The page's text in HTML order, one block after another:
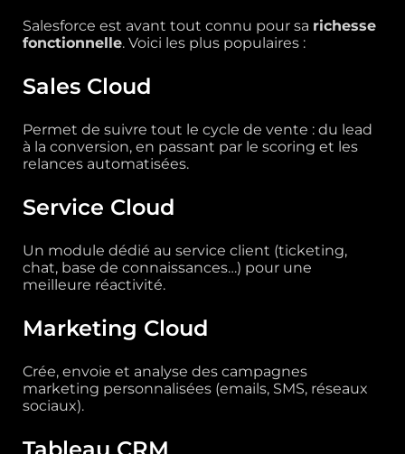
Salesforce est avant tout connu pour sa richesse
fonctionnelle. Voici les plus populaires :
Sales Cloud
Permet de suivre tout le cycle de vente : du lead
à la conversion, en passant par le scoring et les
relances automatisées.
Service Cloud
Un module dédié au service client (ticketing,
chat, base de connaissances…) pour une
meilleure réactivité.
Marketing Cloud
Crée, envoie et analyse des campagnes
marketing personnalisées (emails, SMS, réseaux
sociaux).